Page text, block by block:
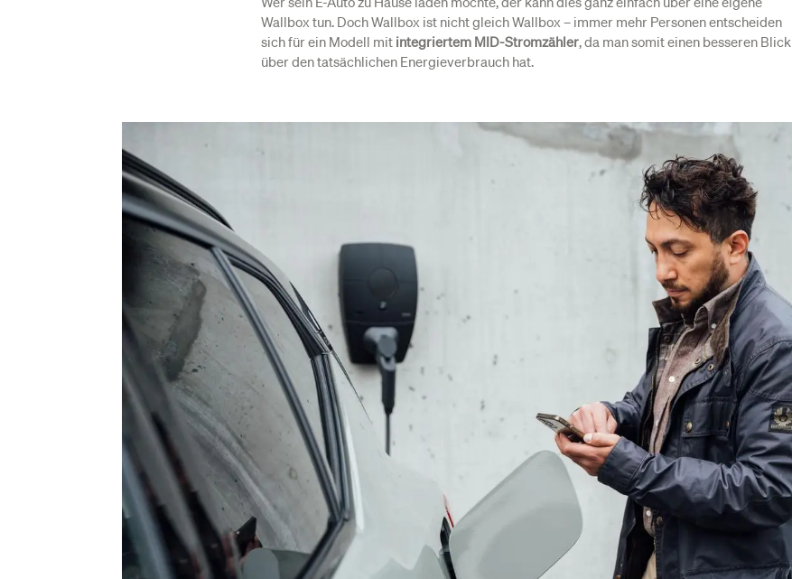
Wallbox tun. Doch Wallbox ist nicht gleich Wallbox – immer mehr Personen entscheiden
sich für ein Modell mit integriertem MID-Stromzähler, da man somit einen besseren Blick
über den tatsächlichen Energieverbrauch hat.